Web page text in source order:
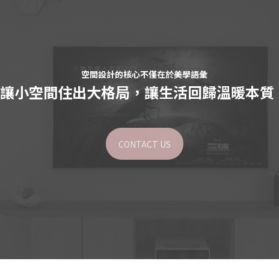
空間設計的核心不僅在於美學語彙
讓小空間住出大格局，讓生活回歸溫暖本質
CONTACT US